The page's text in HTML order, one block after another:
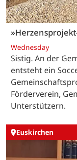
Wednesday
Sistig. An der
entsteht ein
Förderverein,
Unterstützern.
Euskirchen